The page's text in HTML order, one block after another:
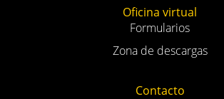
Oficina virtual
Formularios
Zona de descargas
Contacto